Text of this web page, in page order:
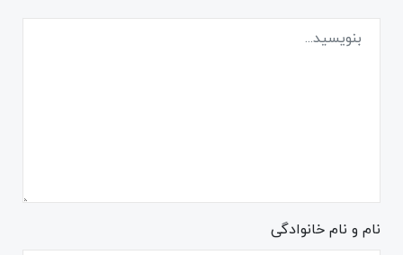
نام و نام خانوادگی